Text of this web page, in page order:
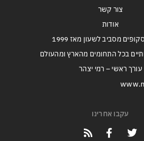
צור קשר
אודות
מסביב לשעון מאז 1999
בכל התחומים מהארץ ומהעולם
עורך ראשי – רמי יצהר
עקבו אחרינו